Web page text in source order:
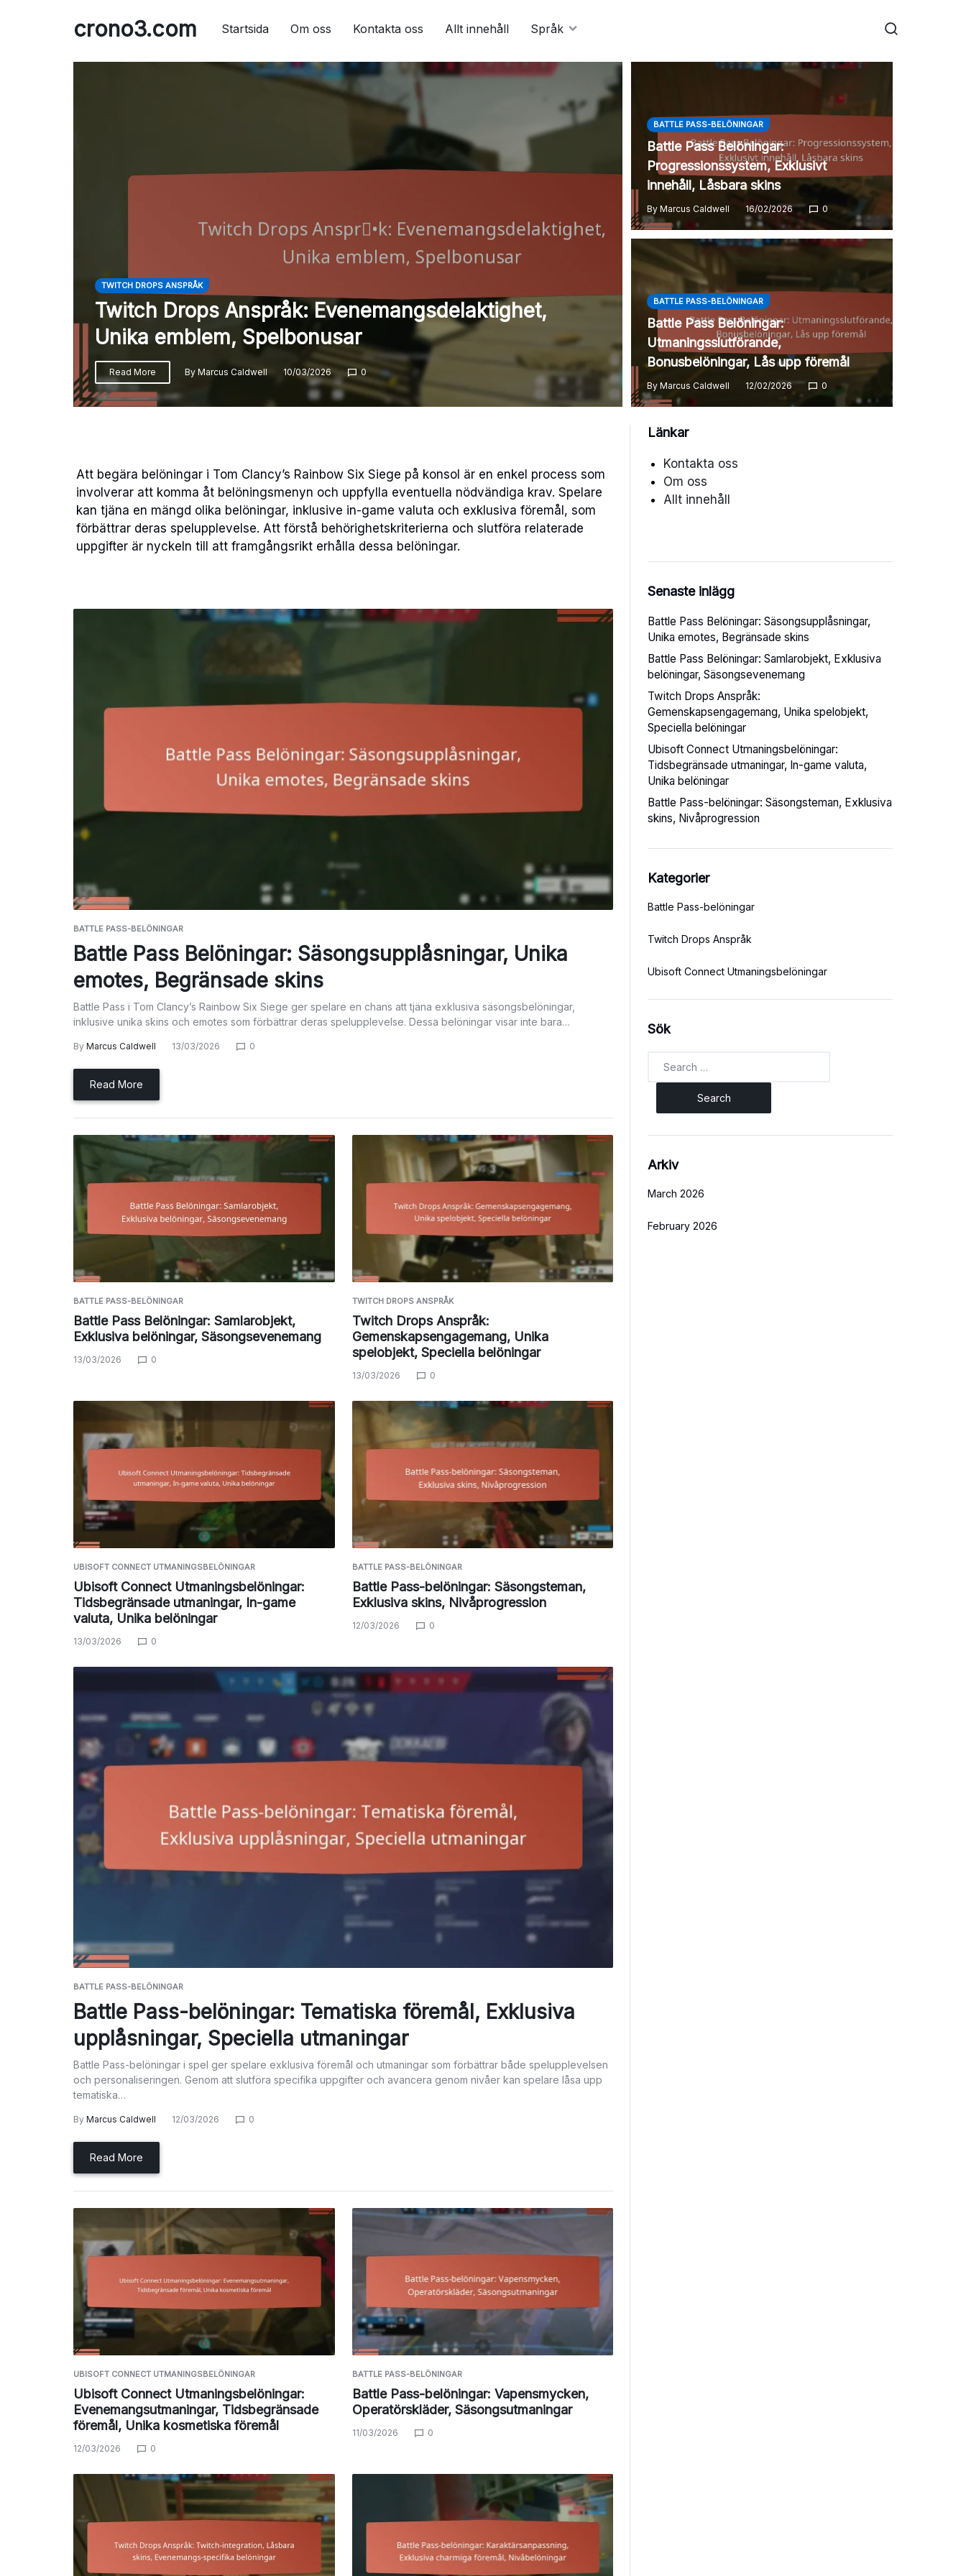
crono3.com Startsida Om oss Kontakta oss Allt innehåll Språk
TWITCH DROPS ANSPRÅK
Twitch Drops Anspråk: Evenemangsdelaktighet,
Unika emblem, Spelbonusar
Read More By Marcus Caldwell 10/03/2026 0
BATTLE PASS-BELÖNINGAR
Battle Pass Belöningar:
Progressionssystem, Exklusivt
innehåll, Låsbara skins
By Marcus Caldwell 16/02/2026 0
BATTLE PASS-BELÖNINGAR
Battle Pass Belöningar:
Utmaningsslutförande,
Bonusbelöningar, Lås upp föremål
By Marcus Caldwell 12/02/2026 0
Att begära belöningar i Tom Clancy’s Rainbow Six Siege på konsol är en enkel process som
involverar att komma åt belöningsmenyn och uppfylla eventuella nödvändiga krav. Spelare
kan tjäna en mängd olika belöningar, inklusive in-game valuta och exklusiva föremål, som
förbättrar deras spelupplevelse. Att förstå behörighetskriterierna och slutföra relaterade
uppgifter är nyckeln till att framgångsrikt erhålla dessa belöningar.
BATTLE PASS-BELÖNINGAR
Battle Pass Belöningar: Säsongsupplåsningar, Unika
emotes, Begränsade skins
Battle Pass i Tom Clancy’s Rainbow Six Siege ger spelare en chans att tjäna exklusiva säsongsbelöningar,
inklusive unika skins och emotes som förbättrar deras spelupplevelse. Dessa belöningar visar inte bara…
By Marcus Caldwell 13/03/2026 0
Read More
BATTLE PASS-BELÖNINGAR
Battle Pass Belöningar: Samlarobjekt,
Exklusiva belöningar, Säsongsevenemang
13/03/2026 0
TWITCH DROPS ANSPRÅK
Twitch Drops Anspråk:
Gemenskapsengagemang, Unika
spelobjekt, Speciella belöningar
13/03/2026 0
UBISOFT CONNECT UTMANINGSBELÖNINGAR
Ubisoft Connect Utmaningsbelöningar:
Tidsbegränsade utmaningar, In-game
valuta, Unika belöningar
13/03/2026 0
BATTLE PASS-BELÖNINGAR
Battle Pass-belöningar: Säsongsteman,
Exklusiva skins, Nivåprogression
12/03/2026 0
BATTLE PASS-BELÖNINGAR
Battle Pass-belöningar: Tematiska föremål, Exklusiva
upplåsningar, Speciella utmaningar
Battle Pass-belöningar i spel ger spelare exklusiva föremål och utmaningar som förbättrar både spelupplevelsen
och personaliseringen. Genom att slutföra specifika uppgifter och avancera genom nivåer kan spelare låsa upp
tematiska…
By Marcus Caldwell 12/03/2026 0
Read More
UBISOFT CONNECT UTMANINGSBELÖNINGAR
Ubisoft Connect Utmaningsbelöningar:
Evenemangsutmaningar, Tidsbegränsade
föremål, Unika kosmetiska föremål
12/03/2026 0
BATTLE PASS-BELÖNINGAR
Battle Pass-belöningar: Vapensmycken,
Operatörskläder, Säsongsutmaningar
11/03/2026 0
Länkar
Kontakta oss
Om oss
Allt innehåll
Senaste inlägg
Battle Pass Belöningar: Säsongsupplåsningar,
Unika emotes, Begränsade skins
Battle Pass Belöningar: Samlarobjekt, Exklusiva
belöningar, Säsongsevenemang
Twitch Drops Anspråk:
Gemenskapsengagemang, Unika spelobjekt,
Speciella belöningar
Ubisoft Connect Utmaningsbelöningar:
Tidsbegränsade utmaningar, In-game valuta,
Unika belöningar
Battle Pass-belöningar: Säsongsteman, Exklusiva
skins, Nivåprogression
Kategorier
Battle Pass-belöningar
Twitch Drops Anspråk
Ubisoft Connect Utmaningsbelöningar
Sök
Arkiv
March 2026
February 2026